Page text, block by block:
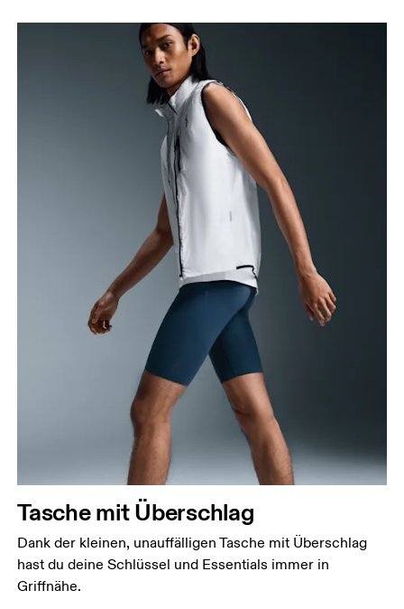
Tasche mit Überschlag
Dank der kleinen, unauffälligen Tasche mit Überschlag
hast du deine Schlüssel und Essentials immer in
Griffnähe.